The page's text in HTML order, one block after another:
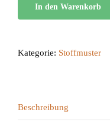
In den Warenkorb
Kategorie: Stoffmuster
Beschreibung